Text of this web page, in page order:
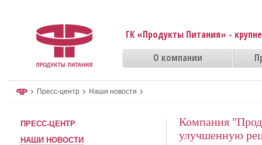
ГК «Продукты Питания» -
О компании
› Пресс-центр › Наши новости ›
ПРЕСС-ЦЕНТР
НАШИ НОВОСТИ
Компания
улучшенную